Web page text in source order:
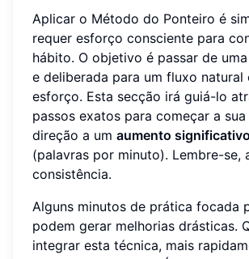
Aplicar o Método do Ponteiro é
requer esforço consciente para
hábito. O objetivo é passar de
e deliberada para um fluxo natural
esforço. Esta secção irá guiá-lo
passos exatos para começar a
direção a um aumento
(palavras por minuto). Lembre-se,
consistência.
Alguns minutos de prática focada
podem gerar melhorias drásticas.
integrar esta técnica, mais